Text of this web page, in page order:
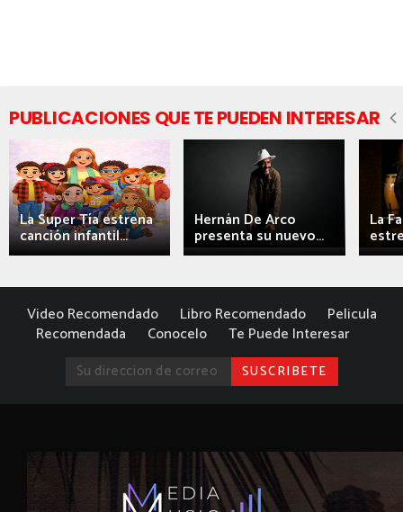
PUBLICACIONES QUE TE PUEDEN INTERESAR
La Super Tía estrena
canción infantil...
Hernán De Arco
presenta su nuevo...
La
Video Recomendado Libro Recomendado
Pelicula
Recomendada
Conocelo Te Puede Interesar